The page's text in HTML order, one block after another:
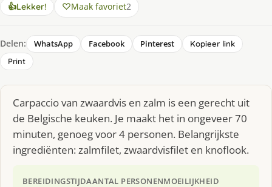
👍Lekker! Maak favoriet2
Delen: WhatsApp Facebook Pinterest
Kopieer link
Print
Carpaccio van zwaardvis en zalm is een gerecht uit
de Belgische keuken. Je maakt het in ongeveer 70
minuten, genoeg voor 4 personen. Belangrijkste
ingrediënten: zalmfilet, zwaardvisfilet en knoflook.
BEREIDINGSTIJDAANTAL PERSONENMOEILIJKHEID